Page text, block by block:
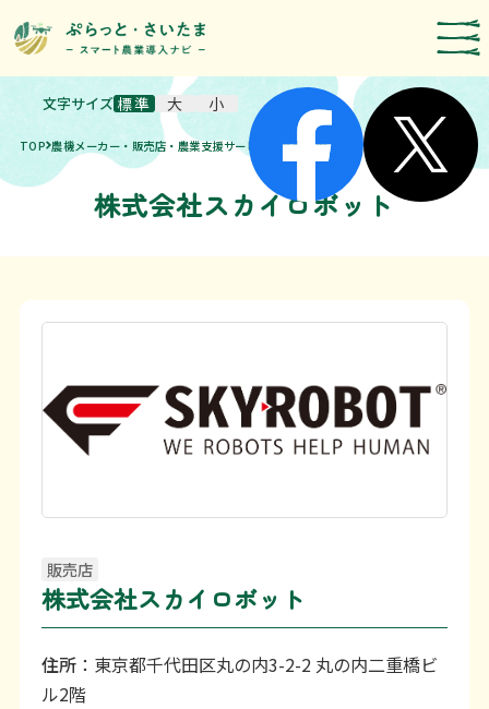
スマート農業技術の紹介
導入事例
農機メーカー検索
取組報告
運営者情報
埼玉県のスマート農業の取組
TOP 農機メーカー・販売店・農業支援サービス事業者検索
文字サイズ標準 大 小
株式会社スカイロボット
株式会社スカイロボット
販売店
住所：東京都千代田区丸の内3-2-2 丸の内二重橋ビ
ル2階